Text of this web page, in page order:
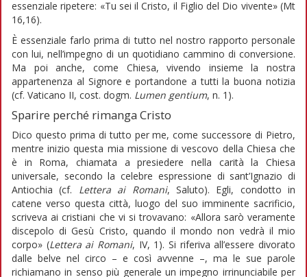
essenziale ripetere: «Tu sei il Cristo, il Figlio del Dio vivente» (Mt
16,16).
È essenziale farlo prima di tutto nel nostro rapporto personale
con lui, nell’impegno di un quotidiano cammino di conversione.
Ma poi anche, come Chiesa, vivendo insieme la nostra
appartenenza al Signore e portandone a tutti la buona notizia
(cf. Vaticano II, cost. dogm. Lumen gentium, n. 1).
Sparire perché rimanga Cristo
Dico questo prima di tutto per me, come successore di Pietro,
mentre inizio questa mia missione di vescovo della Chiesa che
è in Roma, chiamata a presiedere nella carità la Chiesa
universale, secondo la celebre espressione di sant’Ignazio di
Antiochia (cf. Lettera ai Romani, Saluto). Egli, condotto in
catene verso questa città, luogo del suo imminente sacrificio,
scriveva ai cristiani che vi si trovavano: «Allora sarò veramente
discepolo di Gesù Cristo, quando il mondo non vedrà il mio
corpo» (Lettera ai Romani, IV, 1). Si riferiva all’essere divorato
dalle belve nel circo – e così avvenne –, ma le sue parole
richiamano in senso più generale un impegno irrinunciabile per